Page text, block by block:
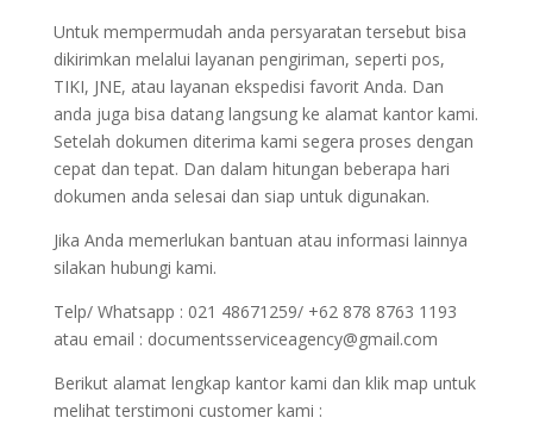
Untuk mempermudah anda persyaratan tersebut bisa
dikirimkan melalui layanan pengiriman, seperti pos,
TIKI, JNE, atau layanan ekspedisi favorit Anda. Dan
anda juga bisa datang langsung ke alamat kantor kami.
Setelah dokumen diterima kami segera proses dengan
cepat dan tepat. Dan dalam hitungan beberapa hari
dokumen anda selesai dan siap untuk digunakan.
Jika Anda memerlukan bantuan atau informasi lainnya
silakan hubungi kami.
Telp/ Whatsapp : 021 48671259/ +62 878 8763 1193
atau email : documentsserviceagency@gmail.com
Berikut alamat lengkap kantor kami dan klik map untuk
melihat terstimoni customer kami :